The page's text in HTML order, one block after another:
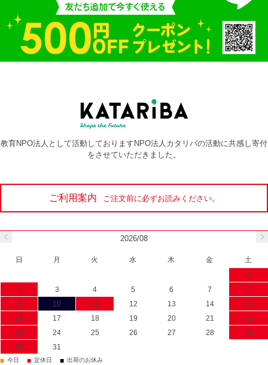
教育NPO法人として活動しておりますNPO法人カタリバの活動に共感し寄付
をさせていただきました。
ご利用案内 ご注文前に必ずお読みください。
2026/08
日 月 火 水 木 金
土
1
2
3 4 5 6 7
8
9
10 11 12 13 14
15
16
17 18 19 20 21
22
23
24 25 26 27 28
29
30
31
■ 今日 ■ 定休日 ■ 出荷のお休み